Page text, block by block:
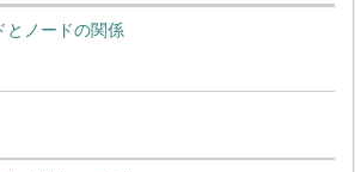
とノードの関係